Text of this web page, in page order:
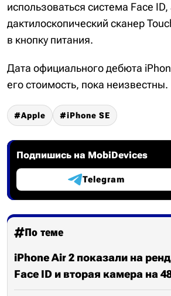
использоваться система Face ID,
дактилоскопический сканер
в кнопку питания.
Дата официального дебюта
его стоимость, пока неизвестны.
Apple iPhone SE
Подпишись на MobiDevices
Telegram
По теме
iPhone Air 2 показали на
Face ID и вторая камера на